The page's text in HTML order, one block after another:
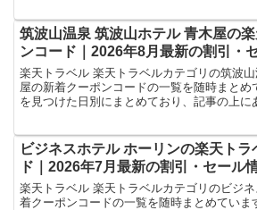
筑波山温泉 筑波山ホテル 青木屋の
ンコード｜2026年8月最新の割引・
楽天トラベル 楽天トラベルカテゴリの筑波
屋の新着クーポンコードの一覧を随時まとめ
を見つけた日別にまとめており、記事の上に
ーポンになります。ホテル・旅館宿泊の予
ビジネスホテル ホーリンの楽天ト
ド｜2026年7月最新の割引・セール
楽天トラベル 楽天トラベルカテゴリのビジ
着クーポンコードの一覧を随時まとめていま